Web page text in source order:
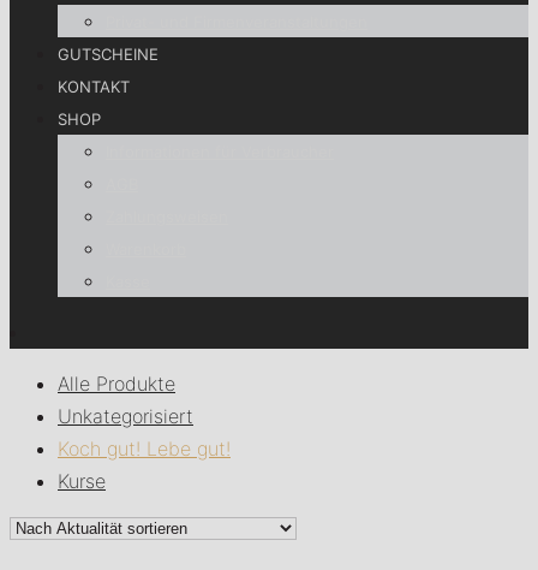
GUTSCHEINE
KONTAKT
SHOP
Alle Produkte
Unkategorisiert
Koch gut! Lebe gut!
Kurse